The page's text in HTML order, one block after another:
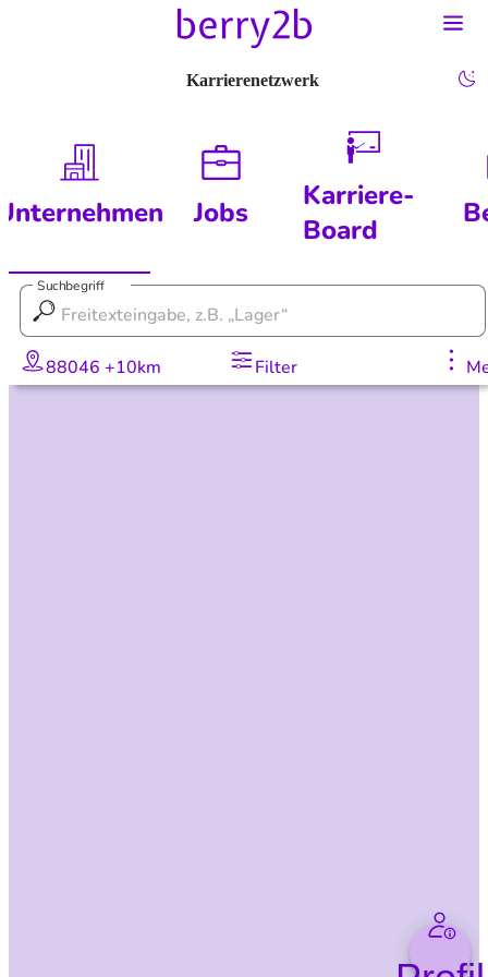
Karrierenetzwerk
Jobs
Karriere-
Board
Suchbegriff
88046 +10km Filter